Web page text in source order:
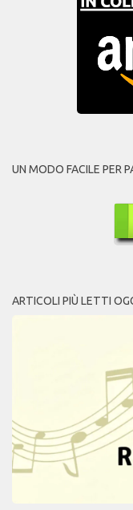
UN MODO FACILE PER
ARTICOLI PIÙ LETTI